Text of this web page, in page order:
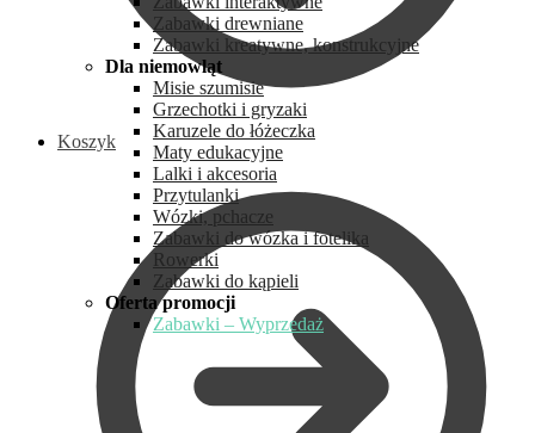
Koszyk
Zabawki drewniane
Zabawki kreatywne, konstrukcyjne
Dla niemowląt
Misie szumisie
Grzechotki i gryzaki
Karuzele do łóżeczka
Maty edukacyjne
Lalki i akcesoria
Przytulanki
Wózki, pchacze
Zabawki do wózka i fotelika
Rowerki
Zabawki do kąpieli
Oferta promocji
Zabawki – Wyprzedaż